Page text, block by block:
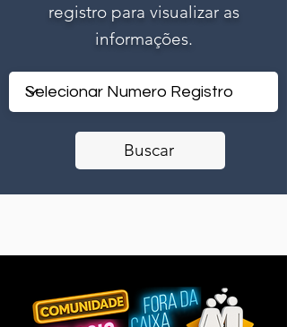
registro para visualizar as
informações.
Buscar